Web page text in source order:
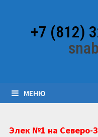
содержимому+7 (812)
МЕНЮ
Элек №1 на Северо-